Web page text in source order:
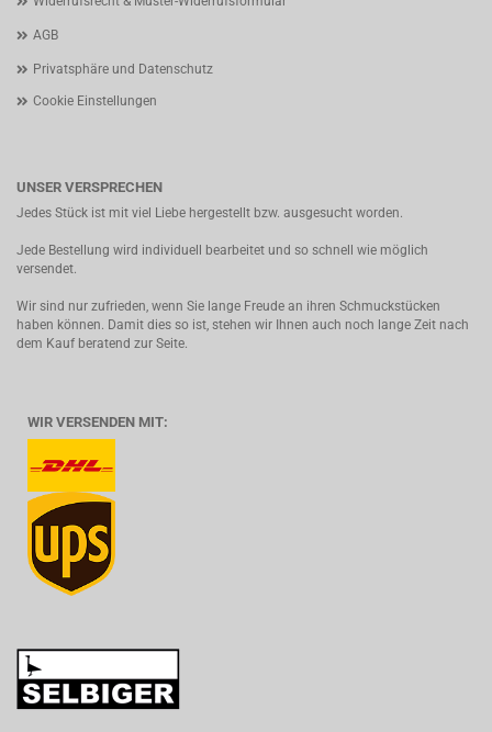
AGB
Privatsphäre und Datenschutz
Cookie Einstellungen
UNSER VERSPRECHEN
Jedes Stück ist mit viel Liebe hergestellt bzw. ausgesucht worden.
Jede Bestellung wird individuell bearbeitet und so schnell wie möglich
versendet.
Wir sind nur zufrieden, wenn Sie lange Freude an ihren Schmuckstücken
haben können. Damit dies so ist, stehen wir Ihnen auch noch lange Zeit nach
dem Kauf beratend zur Seite.
WIR VERSENDEN MIT: